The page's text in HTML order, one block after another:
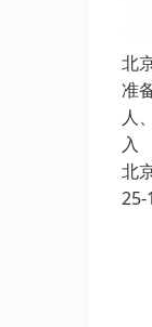
北
准
人
入
北
25-